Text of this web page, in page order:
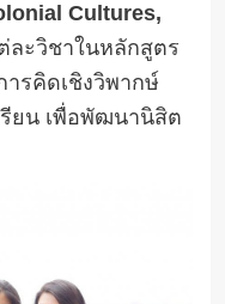
Cultures,
ละวิชาในหลักสูตร
รคิดเชิงวิพากษ์
ยน เพื่อพัฒนานิสิต